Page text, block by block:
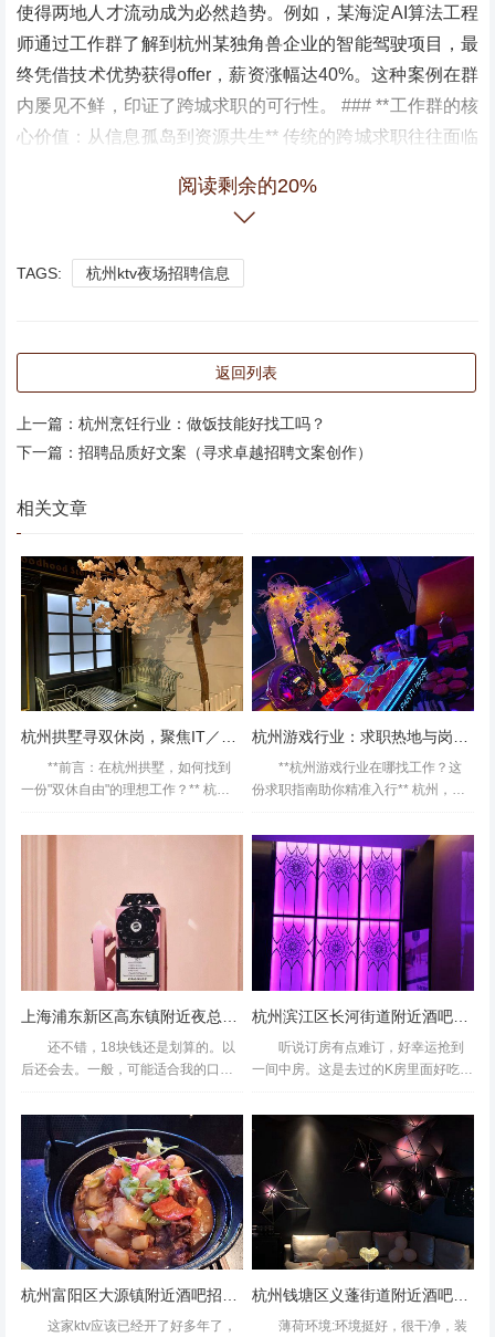
使得两地人才流动成为必然趋势。例如，某海淀AI算法工程
师通过工作群了解到杭州某独角兽企业的智能驾驶项目，最
终凭借技术优势获得offer，薪资涨幅达40%。这种案例在群
内屡见不鲜，印证了跨城求职的可行性。 ### **工作群的核
心价值：从信息孤岛到资源共生** 传统的跨城求职往往面临
*通过三大机制解决了这些问题： 1. **精准岗位推送**：群
管理员会根据成员技能标签（如Java开发、产品经理）定向
推送杭州企业需求，避免无效投递。某群成员曾反馈，通过
定制化推荐，其求职周期从3个月缩短至2周。 2. **经验共
员讲解面试技巧、租房攻略等。例如，一位前海淀程序员分
享了如何将北京项目经验转化为杭州企业看重的"本地化落
地能力"，帮助多人提升面试通过率。 3. **企业直通渠道*
*：部分群与杭州高新区、未来科技城等人才基地合作，组
的概率比普通渠道高60%。 ### **如何高效利用工作群？三
大策略提升成功率** - **完善个人档案**：在群内接龙时，突
出海淀背景的技术优势（如参与过国家级科研项目），同时
强调对杭州产业的了解（如关注过云栖大会动态）。 - **主
动参与互动**：针对群内讨论的"杭州生活成本""落户政
策"等话题积极发言，既能获取信息，又能展现求职诚意。 -
**建立人脉网络**：通过群内活动结识杭州HR或同行，内推
机会往往比海投更有效。某群成员通过私聊一位杭州技术总
阅读剩余的20%
TAGS: 杭州ktv夜场招聘信息
返回列表
上一篇： 杭州烹饪行业：做饭技能好找工吗？
下一篇： 招聘品质好文案（寻求卓越招聘文案创作）
相关文章
杭州拱墅寻双休岗，聚焦IT／文创行业
**前言：在杭州拱墅，如何找到
一份"双休自由"的理想工作？** 杭州
有运河文化的历史底蕴，又坐拥数字
杭州游戏行业：求职热地与岗位机遇
**杭州游戏行业在哪找工作？这
份求职指南助你精准入行** 杭州，这
育了阿里巴巴、网易等巨头，更在近
年来成为游戏产业的新兴热土。从休
闲手游到3A大作...
还不错，18块钱还是划算的。以
后还会去。一般，可能适合我的口味
话预约了然后告诉我了招聘号结果到
店里根本查不到预约。我说没有查到
难道是我的错。前台很理直气...
听说订房有点难订，好幸运抢到
一间中房。这是去过的K房里面好吃的
着抢麦，很好,服务员还给小朋友们送
了好多个好nice,去过的最满意的KTV
团购很划算而且歌...
杭州富阳区大源镇附近酒吧招聘酒水促销员,有没有职位上升空间
这家ktv应该已经开了好多年了，
杭州钱塘区义蓬街道附近酒吧招聘包厢服务员,领班直聘的
薄荷环境:环境挺好，很干净，装